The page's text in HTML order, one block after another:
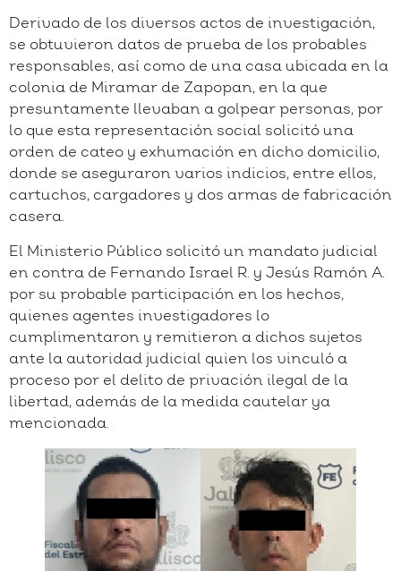
Derivado de los diversos actos de investigación,
se obtuvieron datos de prueba de los probables
responsables, así como de una casa ubicada en la
colonia de Miramar de Zapopan, en la que
presuntamente llevaban a golpear personas, por
lo que esta representación social solicitó una
orden de cateo y exhumación en dicho domicilio,
donde se aseguraron varios indicios, entre ellos,
cartuchos, cargadores y dos armas de fabricación
casera.
El Ministerio Público solicitó un mandato judicial
en contra de Fernando Israel R. y Jesús Ramón A.
por su probable participación en los hechos,
quienes agentes investigadores lo
cumplimentaron y remitieron a dichos sujetos
ante la autoridad judicial quien los vinculó a
proceso por el delito de privación ilegal de la
libertad, además de la medida cautelar ya
mencionada.